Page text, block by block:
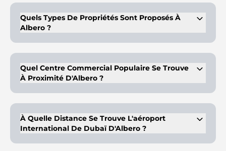
la ville à un style de vie de luxe en bord de mer.
Quels Types De Propriétés Sont Proposés À
Albero ?
Albero. Les différentes configurations offrent de nombreuses
options pour satisfaire toutes les préférences.
Quel Centre Commercial Populaire Se Trouve
À Proximité D'Albero ?
Albero.
À Quelle Distance Se Trouve L'aéroport
International De Dubaï D'Albero ?